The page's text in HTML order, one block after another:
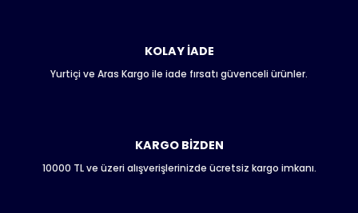
Ürün resmi kalitesiz, bozuk veya görüntülenemiyor.
Ürün fiyatı diğer sitelerden daha pahalı.
Bu ürüne benzer farklı alternatifler olmalı.
KOLAY İADE
Yurtiçi ve Aras Kargo ile iade fırsatı güvenceli ürünler.
KARGO BİZDEN
10000 TL ve üzeri alışverişlerinizde ücretsiz kargo imkanı.